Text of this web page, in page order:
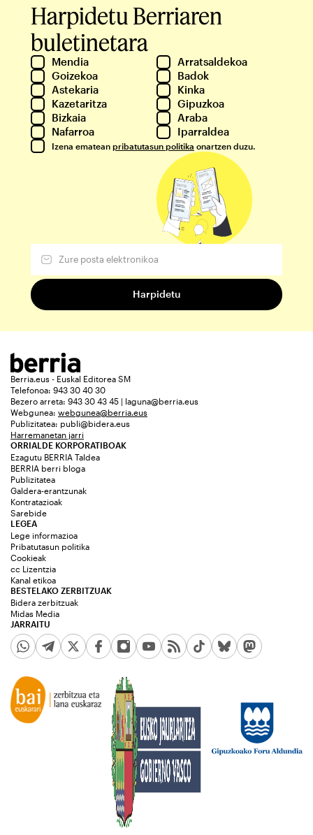
Harpidetu Berriaren
buletinetara
Mendia
Arratsaldekoa
Goizekoa
Badok
Astekaria
Kinka
Kazetaritza
Gipuzkoa
Bizkaia
Araba
Nafarroa
Iparraldea
Izena ematean pribatutasun politika onartzen duzu.
Berria.eus - Euskal Editorea SM
Telefonoa: 943 30 40 30
Bezero arreta: 943 30 43 45 | laguna@berria.eus
Webgunea: webgunea@berria.eus
Publizitatea: publi@bidera.eus
Harremanetan jarri
ORRIALDE KORPORATIBOAK
Ezagutu BERRIA Taldea
BERRIA berri bloga
Publizitatea
Galdera-erantzunak
Kontratazioak
Sarebide
JARRAITU
LEGEA
Lege informazioa
Pribatutasun politika
Cookieak
cc Lizentzia
Kanal etikoa
BESTELAKO ZERBITZUAK
Bidera zerbitzuak
Midas Media